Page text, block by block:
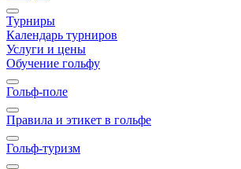
Турниры
Календарь турниров
Услуги и цены
Обучение гольфу
Гольф-поле
Правила и этикет в гольфе
Гольф-туризм